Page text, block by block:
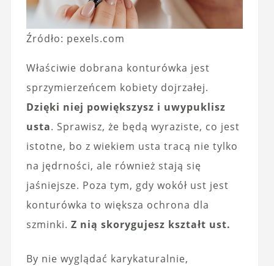
Źródło: pexels.com
Właściwie dobrana konturówka jest
sprzymierzeńcem kobiety dojrzałej.
Dzięki niej powiększysz i uwypuklisz
usta. Sprawisz, że będą wyraziste, co jest
istotne, bo z wiekiem usta tracą nie tylko
na jędrności, ale również stają się
jaśniejsze. Poza tym, gdy wokół ust jest
konturówka to większa ochrona dla
szminki. Z nią skorygujesz kształt ust.
By nie wyglądać karykaturalnie,